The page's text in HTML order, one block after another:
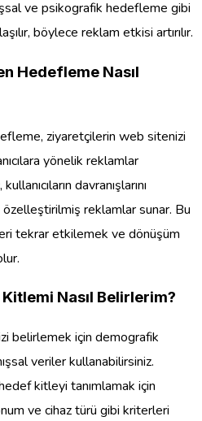
ve psikografik hedefleme gibi
böylece reklam etkisi artırılır.
Hedefleme Nasıl
ziyaretçilerin web sitenizi
yönelik reklamlar
davranışlarını
reklamlar sunar. Bu
tekrar etkilemek ve dönüşüm
Nasıl Belirlerim?
belirlemek için demografik
veriler kullanabilirsiniz.
kitleyi tanımlamak için
ve cihaz türü gibi kriterleri